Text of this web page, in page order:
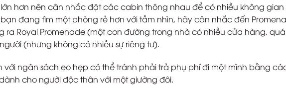
hơn nên cân nhắc đặt các cabin thông nhau để có nhiều không gian
đang tìm một phòng rẻ hơn với tầm nhìn, hãy cân nhắc đến
ra Royal Promenade (một con đường trong nhà có nhiều cửa hàng,
(nhưng không có nhiều sự riêng tư).
với ngân sách eo hẹp có thể tránh phải trả phụ phí đi một mình bằng
cho người độc thân với một giường đôi.